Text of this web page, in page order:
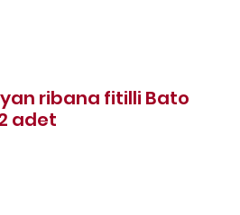
ribana fitilli Bato
adet